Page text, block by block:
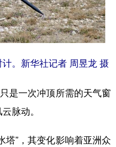
。新华社记者 周昱龙 摄
是一次冲顶所需的天气窗
脉动。
”，其变化影响着亚洲众